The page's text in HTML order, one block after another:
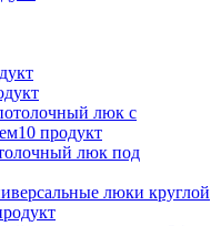
люк с
10 продукт
люк под
люки круглой